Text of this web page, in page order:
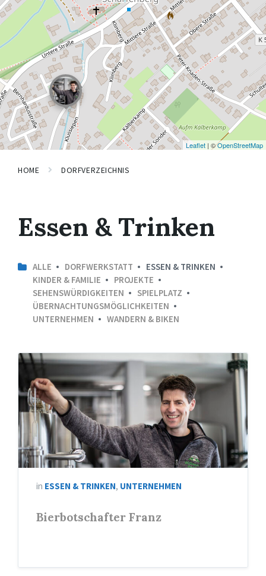
Leaflet | ©OpenStreetMap
HOME DORFVERZEICHNIS
Essen & Trinken
ALLE DORFWERKSTATT
ESSEN & TRINKEN
KINDER & FAMILIE
PROJEKTE
SEHENSWÜRDIGKEITEN
SPIELPLATZ
ÜBERNACHTUNGSMÖGLICHKEITEN
UNTERNEHMEN
WANDERN & BIKEN
in ESSEN & TRINKEN, UNTERNEHMEN
Bierbotschafter Franz